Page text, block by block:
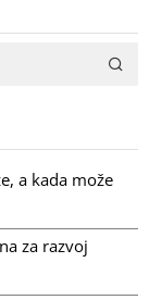
a kada može
za razvoj